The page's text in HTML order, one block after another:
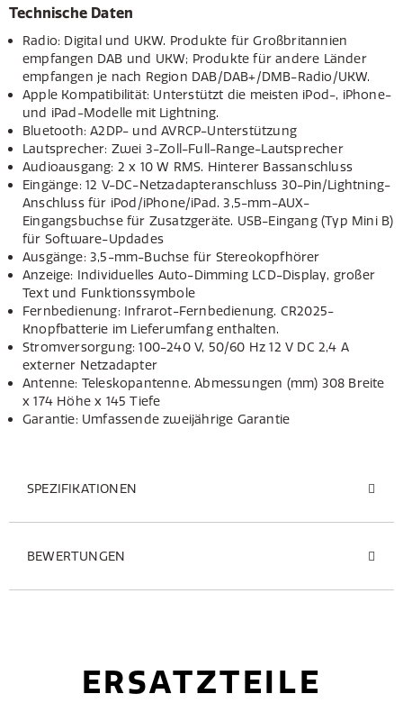
Technische Daten
Radio: Digital und UKW. Produkte für Großbritannien
empfangen DAB und UKW; Produkte für andere Länder
empfangen je nach Region DAB/DAB+/DMB-Radio/UKW.
Apple Kompatibilität: Unterstützt die meisten iPod-, iPhone-
und iPad-Modelle mit Lightning.
Bluetooth: A2DP- und AVRCP-Unterstützung
Lautsprecher: Zwei 3-Zoll-Full-Range-Lautsprecher
Audioausgang: 2 x 10 W RMS. Hinterer Bassanschluss
Eingänge: 12 V-DC-Netzadapteranschluss 30-Pin/Lightning-
Anschluss für iPod/iPhone/iPad. 3,5-mm-AUX-
Eingangsbuchse für Zusatzgeräte. USB-Eingang (Typ Mini B)
für Software-Updades
Ausgänge: 3,5-mm-Buchse für Stereokopfhörer
Anzeige: Individuelles Auto-Dimming LCD-Display, großer
Text und Funktionssymbole
Fernbedienung: Infrarot-Fernbedienung. CR2025-
Knopfbatterie im Lieferumfang enthalten.
Stromversorgung: 100-240 V, 50/60 Hz 12 V DC 2,4 A
externer Netzadapter
Antenne: Teleskopantenne. Abmessungen (mm) 308 Breite
x 174 Höhe x 145 Tiefe
Garantie: Umfassende zweijährige Garantie
SPEZIFIKATIONEN
BEWERTUNGEN
ERSATZTEILE